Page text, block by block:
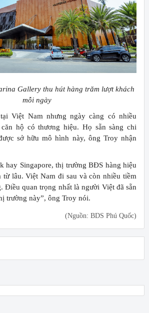
Gallery thu hút hàng trăm lượt khách
mỗi ngày
Việt Nam nhưng ngày càng có nhiều
hộ có thương hiệu. Họ sẵn sàng chi
sở hữu mô hình này, ông Troy nhận
hay Singapore, thị trường BĐS hàng hiệu
từ lâu. Việt Nam đi sau và còn nhiều tiềm
Điều quan trọng nhất là người Việt đã sẵn
trường này”, ông Troy nói.
(Nguồn: BDS Phú Quốc)